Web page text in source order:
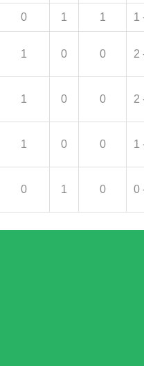
0 1 1 1
1 0 0 2
1 0 0 2
1 0 0 1
0 1 0 0